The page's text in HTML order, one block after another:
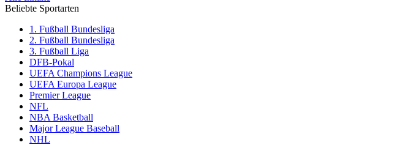
Beliebte Sportarten
1. Fußball Bundesliga
2. Fußball Bundesliga
3. Fußball Liga
DFB-Pokal
UEFA Champions League
UEFA Europa League
Premier League
NFL
NBA Basketball
Major League Baseball
NHL